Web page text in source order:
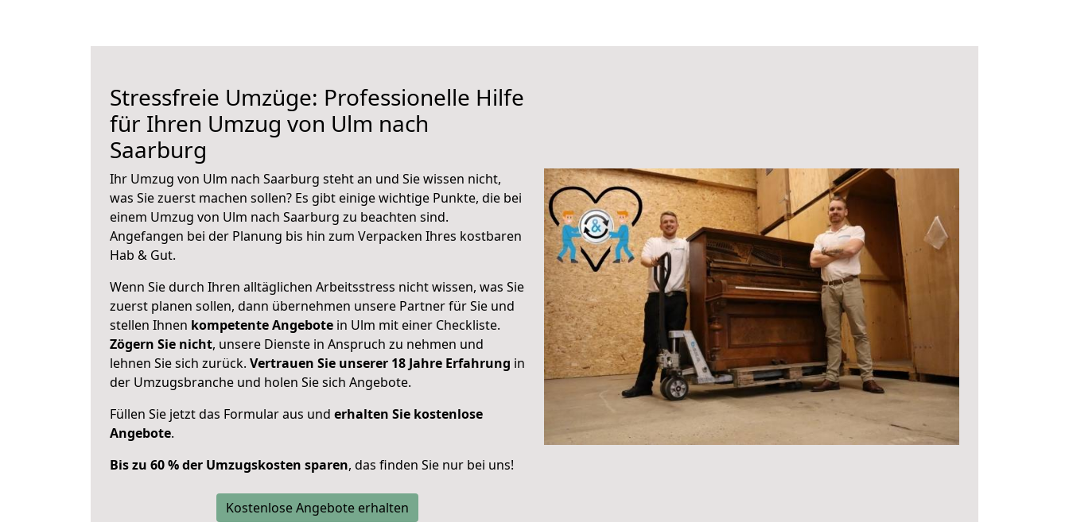
Stressfreie Umzüge: Professionelle Hilfe
für Ihren Umzug von Ulm nach
Saarburg
Ihr Umzug von Ulm nach Saarburg steht an und Sie wissen nicht,
was Sie zuerst machen sollen? Es gibt einige wichtige Punkte, die bei
einem Umzug von Ulm nach Saarburg zu beachten sind.
Angefangen bei der Planung bis hin zum Verpacken Ihres kostbaren
Hab & Gut.
Wenn Sie durch Ihren alltäglichen Arbeitsstress nicht wissen, was Sie
zuerst planen sollen, dann übernehmen unsere Partner für Sie und
stellen Ihnen kompetente Angebote in Ulm mit einer Checkliste.
Zögern Sie nicht, unsere Dienste in Anspruch zu nehmen und
lehnen Sie sich zurück. Vertrauen Sie unserer 18 Jahre Erfahrung in
der Umzugsbranche und holen Sie sich Angebote.
Füllen Sie jetzt das Formular aus und erhalten Sie kostenlose
Angebote.
Bis zu 60 % der Umzugskosten sparen, das finden Sie nur bei uns!
Kostenlose Angebote erhalten